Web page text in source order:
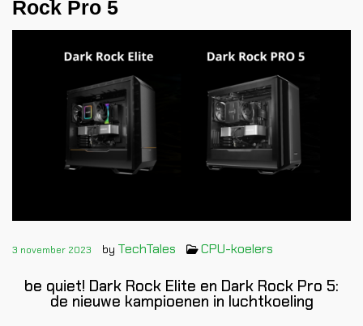
Rock Pro 5
3 november 2023 by TechTales CPU-koelers
be quiet! Dark Rock Elite en Dark Rock Pro 5:
de nieuwe kampioenen in luchtkoeling